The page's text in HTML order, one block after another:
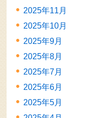
2025年11月
2025年10月
2025年9月
2025年8月
2025年7月
2025年6月
2025年5月